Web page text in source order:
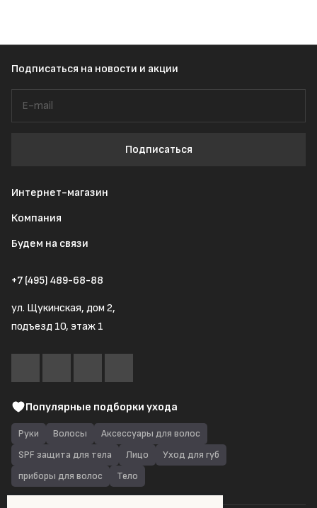
Подписаться на новости и акции
Подписаться
Интернет-магазин
Компания
Будем на связи
+7 (495) 489-68-88
ул. Щукинская, дом 2,
подъезд 10, этаж 1
Популярные подборки ухода
Руки Волосы
Аксессуары для волос
SPF защита для тела
Лицо
Уход для губ
приборы для волос
Тело